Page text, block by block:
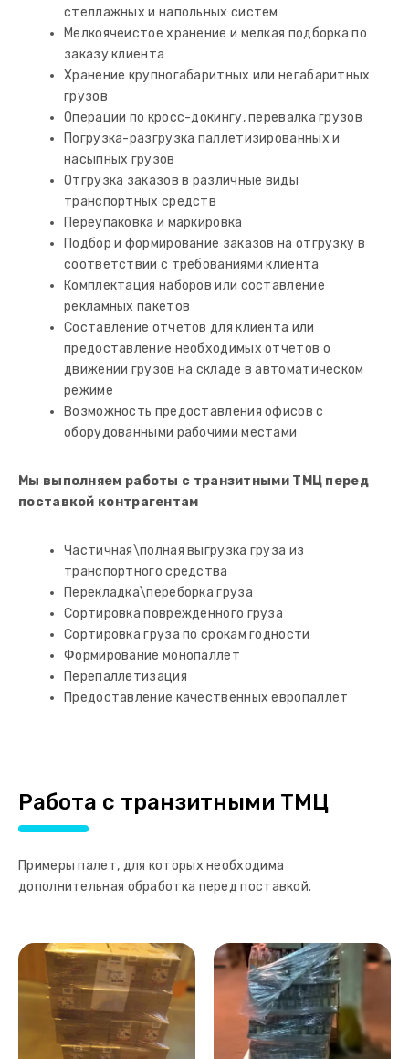
стеллажных и напольных систем
Мелкоячеистое хранение и мелкая подборка по
заказу клиента
Хранение крупногабаритных или негабаритных
грузов
Операции по кросс-докингу, перевалка грузов
Погрузка-разгрузка паллетизированных и
насыпных грузов
Отгрузка заказов в различные виды
транспортных средств
Переупаковка и маркировка
Подбор и формирование заказов на отгрузку в
соответствии с требованиями клиента
Комплектация наборов или составление
рекламных пакетов
Составление отчетов для клиента или
предоставление необходимых отчетов о
движении грузов на складе в автоматическом
режиме
Возможность предоставления офисов с
оборудованными рабочими местами
Мы выполняем работы с транзитными ТМЦ перед
поставкой контрагентам
Частичная\полная выгрузка груза из
транспортного средства
Перекладка\переборка груза
Сортировка поврежденного груза
Сортировка груза по срокам годности
Формирование монопаллет
Перепаллетизация
Предоставление качественных европаллет
Работа с транзитными ТМЦ
Примеры палет, для которых необходима
дополнительная обработка перед поставкой.